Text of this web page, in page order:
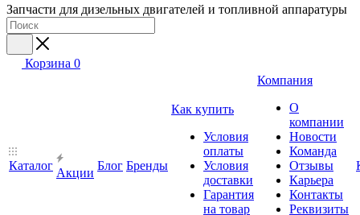
Запчасти для дизельных двигателей и топливной аппаратуры
Корзина 0
Каталог
Акции
Блог Бренды
Как купить
Условия
оплаты
Условия
доставки
Гарантия
на товар
Компания
О
компании
Новости
Команда
Отзывы
Карьера
Контакты
Реквизиты